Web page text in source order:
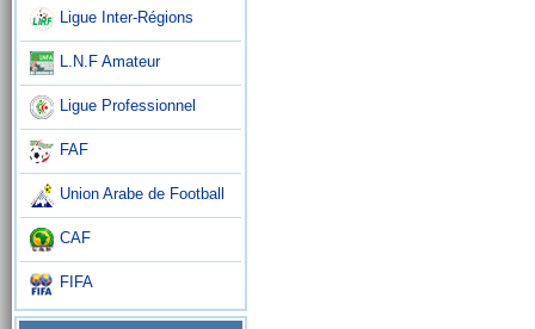
Ligue Inter-Régions
L.N.F Amateur
Ligue Professionnel
FAF
Union Arabe de Football
CAF
FIFA